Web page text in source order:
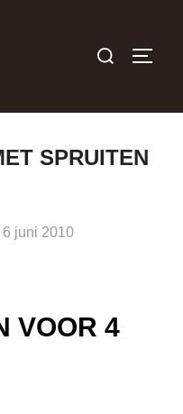
Zoek
SPRUITEN
Geplaatst
6 juni 2010
VOOR 4